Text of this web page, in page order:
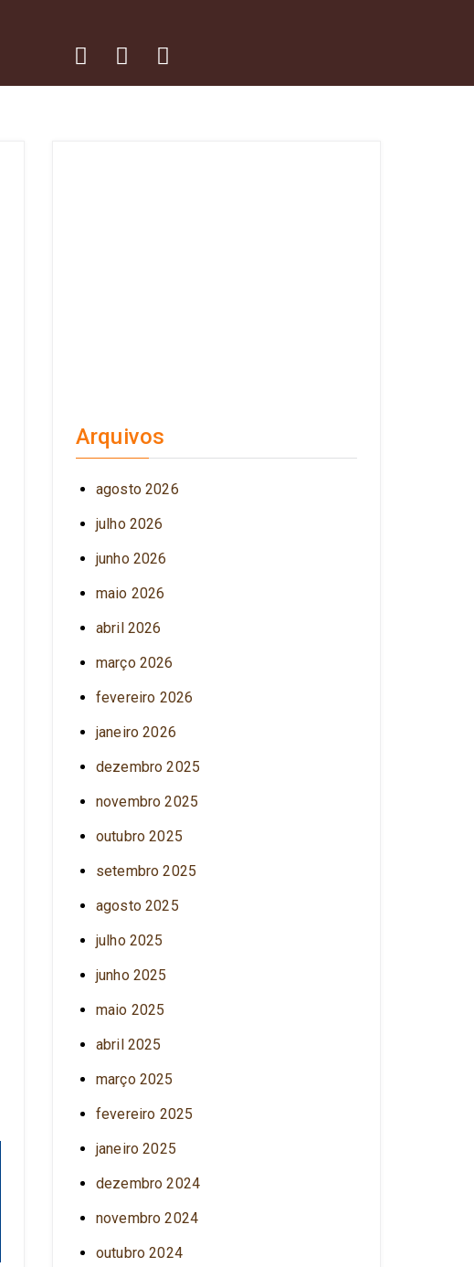
Arquivos
agosto 2026
julho 2026
junho 2026
maio 2026
abril 2026
março 2026
fevereiro 2026
janeiro 2026
dezembro 2025
novembro 2025
outubro 2025
setembro 2025
agosto 2025
julho 2025
junho 2025
maio 2025
abril 2025
março 2025
fevereiro 2025
janeiro 2025
dezembro 2024
novembro 2024
outubro 2024